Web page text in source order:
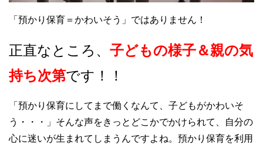
「預かり保育＝かわいそう」ではありません！
正直なところ、 子どもの様子＆親の気
持ち次第です！！
「預かり保育にしてまで働くなんて、子どもがかわいそ
う・・・」そんな声をきっとどこかでかけられて、自分の
心に迷いが生まれてしまうんですよね。預かり保育を利用